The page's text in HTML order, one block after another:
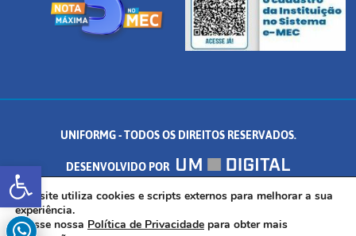
Abrir a barra de ferramentas
UNIFORMG - TODOS OS DIREITOS RESERVADOS.
DESENVOLVIDO POR
AV. DR. ARNALDO DE SENNA, 328 - PALMEIRAS, FORMIGA/MG - CEP:
35.574.530
Este site utiliza cookies e scripts externos para melhorar a sua
experiência.
Acesse nossa Política de Privacidade para obter mais